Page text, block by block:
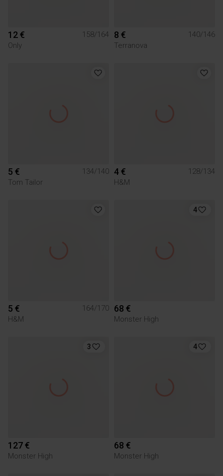
12 €
158/164
Only
8 €
140/146
Terranova
5 €
134/140
Tom Tailor
4 €
128/134
H&M
5 €
164/170
H&M
4
68 €
Monster High
3
127 €
Monster High
4
68 €
Monster High